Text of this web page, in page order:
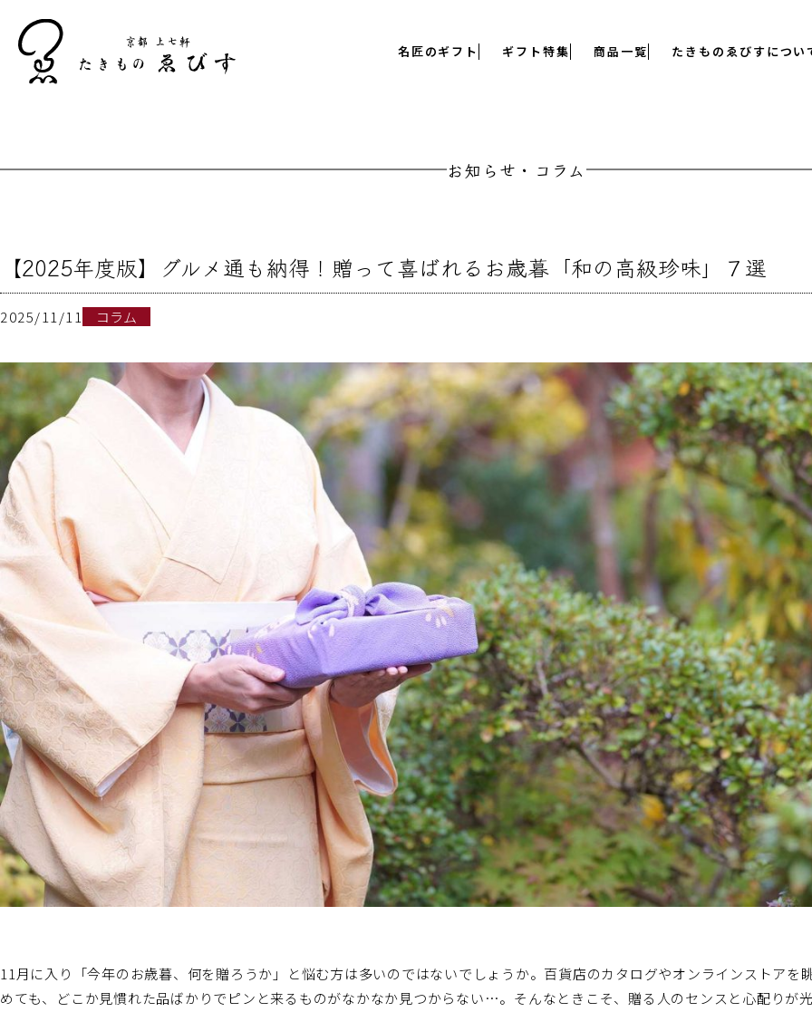
名匠のギフト ギフト特集 商品一覧 たきものゑびすについ
お知らせ・コラム
【2025年度版】グルメ通も納得！贈って喜ばれるお歳暮「和の高級珍味」７選
2025/11/11 コラム
11月に入り「今年のお歳暮、何を贈ろうか」と悩む方は多いのではないでしょうか。百貨店のカタログやオンラインストアを
めても、どこか見慣れた品ばかりでピンと来るものがなかなか見つからない…。そんなときこそ、贈る人のセンスと心配りが